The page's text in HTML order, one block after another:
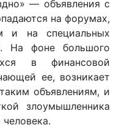
— объявления с
на форумах,
и на специальных
На фоне большого
в финансовой
ее, возникает
объявлениям, и
злоумышленника